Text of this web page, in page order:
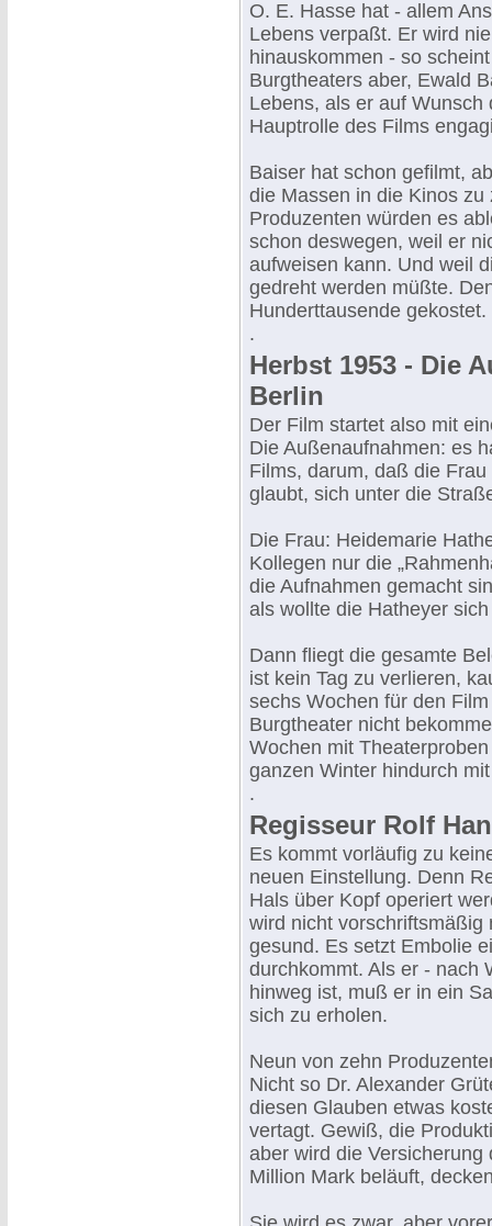
O. E. Hasse hat - allem
Lebens verpaßt. Er wird
hinauskommen - so
Burgtheaters aber, Ewald
Lebens, als er auf
Hauptrolle des Films
Baiser hat schon gefilmt,
die Massen in die Kinos
Produzenten würden es
schon deswegen, weil er
aufweisen kann. Und weil
gedreht werden müßte.
Hunderttausende gekostet.
.
Herbst 1953 - Die
Berlin
Der Film startet also mit
Die Außenaufnahmen: es
Films, darum, daß die
glaubt, sich unter die
Die Frau: Heidemarie
Kollegen nur die
die Aufnahmen gemacht
als wollte die Hatheyer
Dann fliegt die gesamte
ist kein Tag zu verlieren,
sechs Wochen für den
Burgtheater nicht
Wochen mit
ganzen Winter hindurch
.
Regisseur Rolf
Es kommt vorläufig zu
neuen Einstellung. Denn
Hals über Kopf operiert
wird nicht vorschriftsmäßig
gesund. Es setzt Embolie
durchkommt. Als er - nach
hinweg ist, muß er in ein
sich zu erholen.
Neun von zehn
Nicht so Dr. Alexander
diesen Glauben etwas
vertagt. Gewiß, die
aber wird die
Million Mark beläuft,